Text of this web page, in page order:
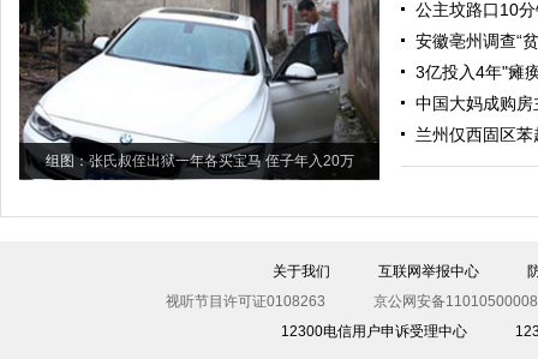
组图：张氏叔侄出狱一年各买宝马 侄子年入20万
公主坟路口10
安徽亳州调查“
3亿投入4年"瘫
中国大妈成购
兰州仅西固区
关于我们 互联网举报中心
视听节目许可证0108263
京公网安备
12300电信用户申诉受理中心